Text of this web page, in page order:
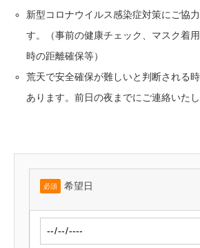
新型コロナウイルス感染症対策にご協
す。（事前の健康チェック、マスク着
時の距離確保等）
荒天で安全確保が難しいと判断される
あります。前日の夜までにご連絡いたし
必須 希望日